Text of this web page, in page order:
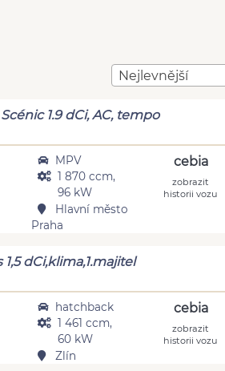
Nejlevnější
1.9 dCi, AC, tempo
MPV
1 870 ccm,
96 kW
Hlavní město
Praha
cebia
zobrazit
historii vozu
dCi,klima,1.majitel
hatchback
1 461 ccm,
60 kW
Zlín
cebia
zobrazit
historii vozu